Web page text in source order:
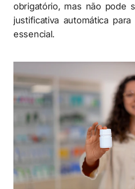
obrigatório, mas não pode
justificativa automática
essencial.